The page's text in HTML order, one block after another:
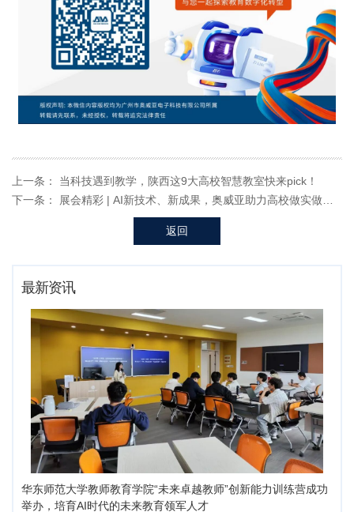
上一条：
当科技遇到教学，陕西这9大高校智慧教室快来pick！
下一条：
返回
最新资讯
华东师范大学教师教育学院“未来卓越教师”创新能力训练营成功
举办，培育AI时代的未来教育领军人才